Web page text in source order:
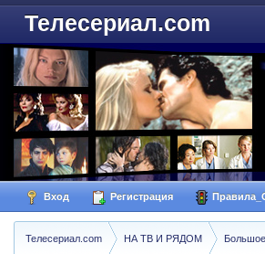
Телесериал.com
Вход Регистрация
Телесериал.com НА ТВ И РЯДОМ